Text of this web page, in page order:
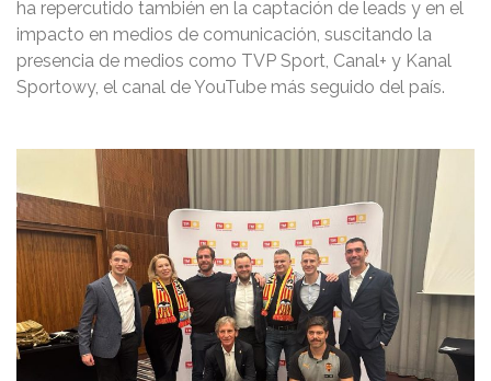
ha repercutido también en la captación de leads y en el
impacto en medios de comunicación, suscitando la
presencia de medios como TVP Sport, Canal+ y Kanal
Sportowy, el canal de YouTube más seguido del país.